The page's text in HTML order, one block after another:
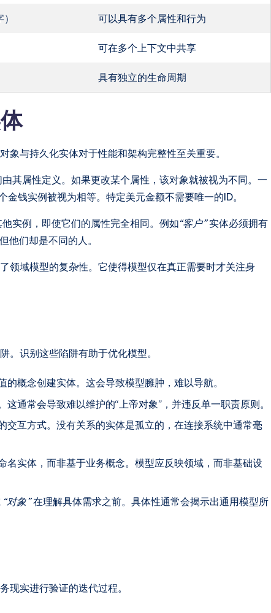
可以具有多个属性和行为
可在多个上下文中共享
具有独立的生命周期
与持久化实体对于性能和架构完整性至关重要。
其属性定义。如果更改某个属性，该对象就被视为不同。一
金钱实例被视为相等。特定美元金额不需要唯一的ID。
实例，即使它们的属性完全相同。例如“客户”实体必须拥有
他们却是不同的人。
领域模型的复杂性。它使得模型仅在真正需要时才关注身
。识别这些陷阱有助于优化模型。
的概念创建实体。这会导致模型臃肿，难以导航。
通常会导致难以维护的“上帝对象”，并违反单一职责原则。
交互方式。没有关系的实体是孤立的，在连接系统中通常毫
名实体，而非基于业务概念。模型应反映领域，而非基础设
“对象”在理解具体需求之前。具体性通常会揭示出通用模型所
现实进行验证的迭代过程。